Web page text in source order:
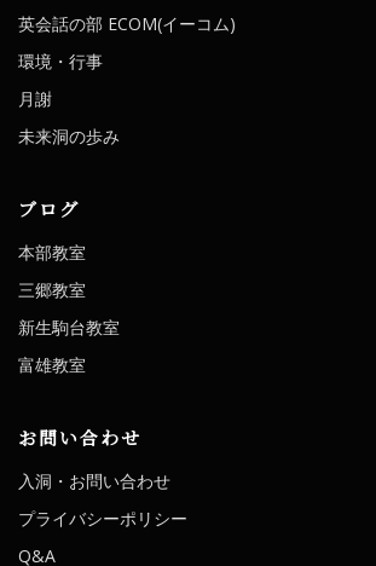
英会話の部 ECOM(イーコム)
環境・行事
月謝
未来洞の歩み
ブログ
本部教室
三郷教室
新生駒台教室
富雄教室
お問い合わせ
入洞・お問い合わせ
プライバシーポリシー
Q&A